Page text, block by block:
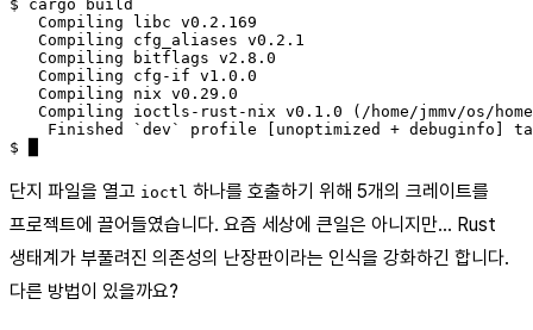
$ cargo build
   Compiling libc v0.2.169
   Compiling cfg_aliases v0.2.1
   Compiling bitflags v2.8.0
   Compiling cfg-if v1.0.0
   Compiling nix v0.29.0
Compiling ioctls-rust-nix v0.1.0 (/home/jmmv/os/
Finished `dev` profile [unoptimized + debuginfo]
단지 파일을 열고 ioctl 하나를 호출하기 위해 5개의 크레이트를
프로젝트에 끌어들였습니다. 요즘 세상에 큰일은 아니지만… Rust
생태계가 부풀려진 의존성의 난장판이라는 인식을 강화하긴 합니다.
다른 방법이 있을까요?